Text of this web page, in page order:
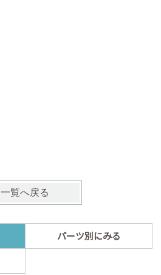
一覧へ戻る
パーツ別にみる